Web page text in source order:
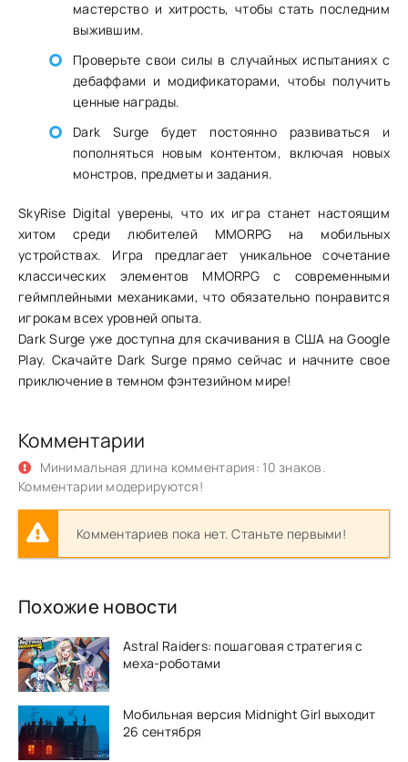
мастерство и хитрость, чтобы стать последним
выжившим.
Проверьте свои силы в случайных испытаниях с
дебаффами и модификаторами, чтобы получить
ценные награды.
Dark Surge будет постоянно развиваться и
пополняться новым контентом, включая новых
монстров, предметы и задания.
SkyRise Digital уверены, что их игра станет настоящим
хитом среди любителей MMORPG на мобильных
устройствах. Игра предлагает уникальное сочетание
классических элементов MMORPG с современными
геймплейными механиками, что обязательно понравится
игрокам всех уровней опыта.
Dark Surge уже доступна для скачивания в США на Google
Play. Скачайте Dark Surge прямо сейчас и начните свое
приключение в темном фэнтезийном мире!
Комментарии
Минимальная длина комментария: 10 знаков.
Комментарии модерируются!
Комментариев пока нет. Станьте первыми!
Похожие новости
Astral Raiders: пошаговая стратегия с
меха-роботами
Мобильная версия Midnight Girl выходит
26 сентября